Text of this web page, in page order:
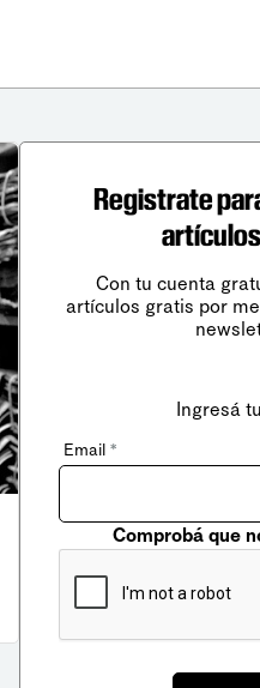
Registrate
Con tu cuenta
artículos gratis por
Ingresá
Email *
Comprobá que